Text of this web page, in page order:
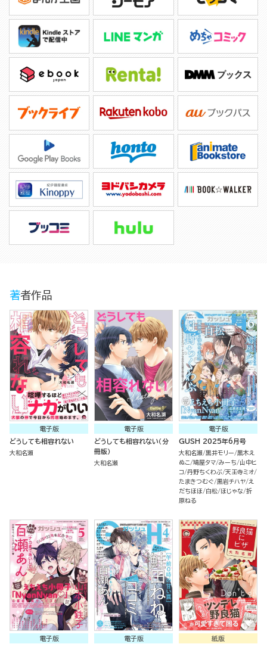
著者作品
電子版
どうしても相容れない
大和名瀬
電子版
どうしても相容れない（分
冊版）
大和名瀬
電子版
GUSH 2025年6月号
大和名瀬 黒井モリー 黒木え
ぬこ 鳩屋タマ みーち
山中ヒ
コ 丹野ちくわぶ 天王寺ミオ
たまきつむぐ 黒岩チハヤ え
だちほほ
白松 ほじゃな 折
原ねる
電子版
電子版
紙版